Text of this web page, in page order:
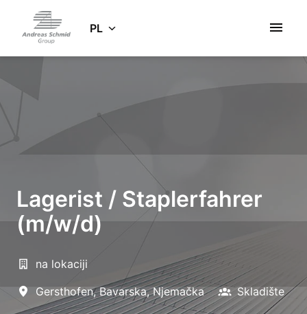
zawartości
Strona głównaPL
Lagerist / Staplerfahrer
(m/w/d)
na lokaciji
Gersthofen, Bavarska, Njemačka Skladište